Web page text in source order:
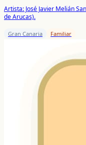
Artista: José Javier Melián
de Arucas).
Gran Canaria Familiar